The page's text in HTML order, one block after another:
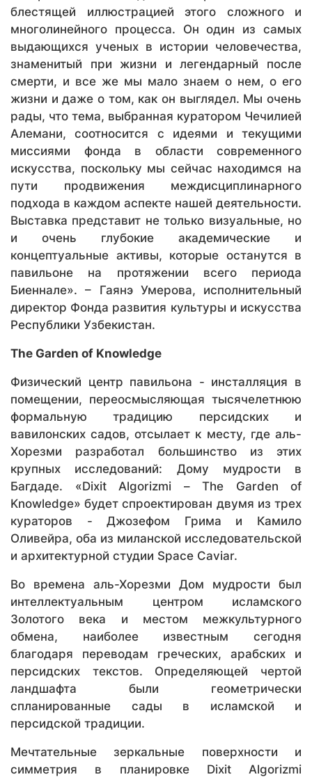
блестящей иллюстрацией этого сложного и
многолинейного процесса. Он один из самых
выдающихся ученых в истории человечества,
знаменитый при жизни и легендарный после
смерти, и все же мы мало знаем о нем, о его
жизни и даже о том, как он выглядел. Мы очень
рады, что тема, выбранная куратором Чечилией
Алемани, соотносится с идеями и текущими
миссиями фонда в области современного
искусства, поскольку мы сейчас находимся на
пути продвижения междисциплинарного
подхода в каждом аспекте нашей деятельности.
Выставка представит не только визуальные, но
и очень глубокие академические и
концептуальные активы, которые останутся в
павильоне на протяжении всего периода
Биеннале». – Гаянэ Умерова, исполнительный
директор Фонда развития культуры и искусства
Республики Узбекистан.
The Garden of Knowledge
Физический центр павильона - инсталляция в
помещении, переосмысляющая тысячелетнюю
формальную традицию персидских и
вавилонских садов, отсылает к месту, где аль-
Хорезми разработал большинство из этих
крупных исследований: Дому мудрости в
Багдаде. «Dixit Algorizmi – The Garden of
Knowledge» будет спроектирован двумя из трех
кураторов - Джозефом Грима и Камило
Оливейра, оба из миланской исследовательской
и архитектурной студии Space Caviar.
Во времена аль-Хорезми Дом мудрости был
интеллектуальным центром исламского
Золотого века и местом межкультурного
обмена, наиболее известным сегодня
благодаря переводам греческих, арабских и
персидских текстов. Определяющей чертой
ландшафта были геометрически
спланированные сады в исламской и
персидской традиции.
Мечтательные зеркальные поверхности и
симметрия в планировке Dixit Algorizmi